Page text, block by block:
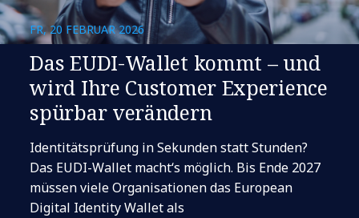
FR, 20 FEBRUAR 2026
Das EUDI-Wallet kommt – und
wird Ihre Customer Experience
spürbar verändern
Identitätsprüfung in Sekunden statt Stunden?
Das EUDI-Wallet macht‘s möglich. Bis Ende 2027
müssen viele Organisationen das European
Digital Identity Wallet als